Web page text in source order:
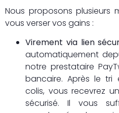
Nous proposons plusieurs
vous verser vos gains :
Virement via lien
automatiquement
notre prestataire
bancaire. Après le
colis, vous recevrez
sécurisé. Il vous